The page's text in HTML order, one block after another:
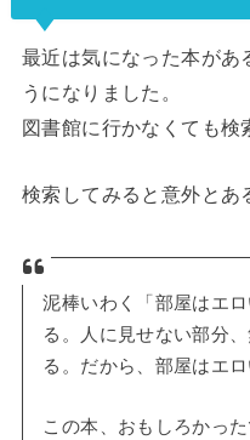
最近は気になった本があ
うになりました。
図書館に行かなくても検
検索してみると意外とあ
泥棒いわく「部屋はエ
る。人に見せない部分
る。だから、部屋はエ
この本、おもしろかった